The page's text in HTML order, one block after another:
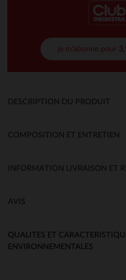
je m'abonne pour
DESCRIPTION DU PRODUIT
COMPOSITION ET ENTRETIEN
INFORMATION LIVRAISON ET
AVIS
QUALITES ET
ENVIRONNEMENTALES